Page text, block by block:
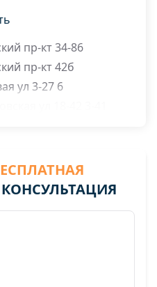
пр-кт 34-86
пр-кт 42б
ул 3-27 6
ул 18-42 3-41